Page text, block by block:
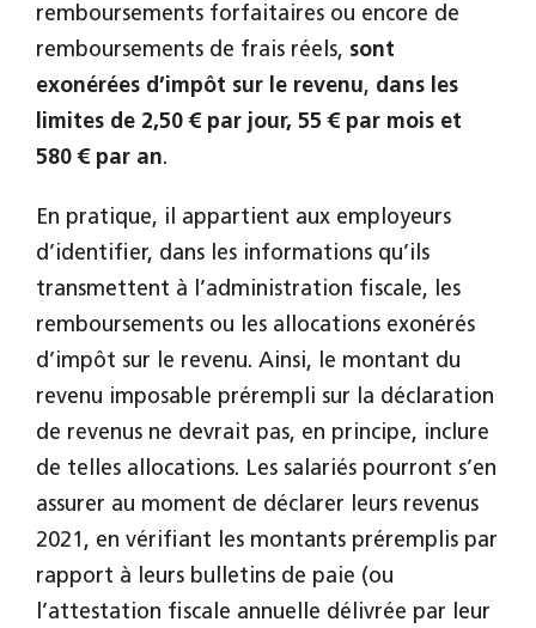
remboursements forfaitaires ou encore de
remboursements de frais réels, sont
exonérées d’impôt sur le revenu, dans les
limites de 2,50 € par jour, 55 € par mois et
580 €par an.
En pratique, il appartient aux employeurs
d’identifier, dans les informations qu’ils
transmettent à l’administration fiscale, les
remboursements ou les allocations exonérés
d’impôt sur le revenu. Ainsi, le montant du
revenu imposable prérempli sur la déclaration
de revenus ne devrait pas, en principe, inclure
de telles allocations. Les salariés pourront s’en
assurer au moment de déclarer leurs revenus
2021, en vérifiant les montants préremplis par
rapport à leurs bulletins de paie (ou
l’attestation fiscale annuelle délivrée par leur